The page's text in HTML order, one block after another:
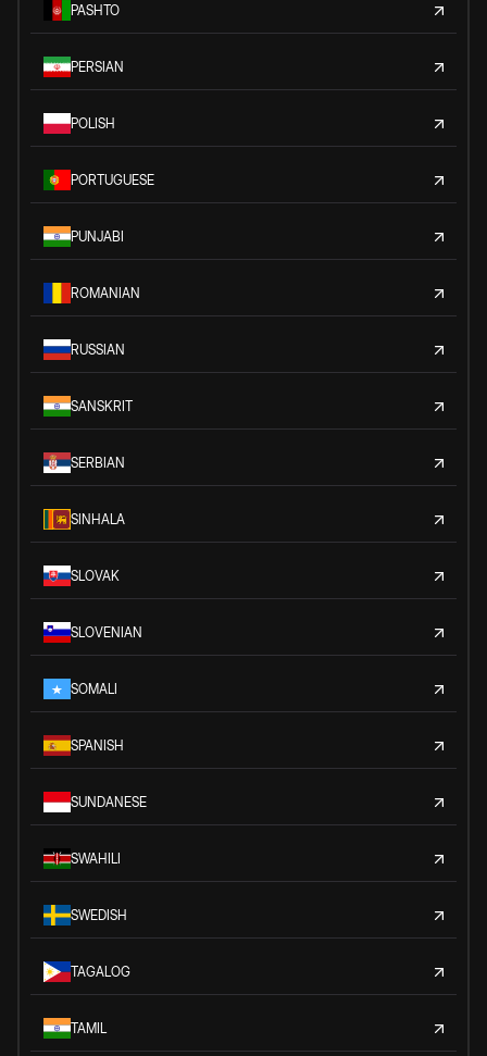
PASHTO
PERSIAN
POLISH
PORTUGUESE
PUNJABI
ROMANIAN
RUSSIAN
SANSKRIT
SERBIAN
SINHALA
SLOVAK
SLOVENIAN
SOMALI
SPANISH
SUNDANESE
SWAHILI
SWEDISH
TAGALOG
TAMIL